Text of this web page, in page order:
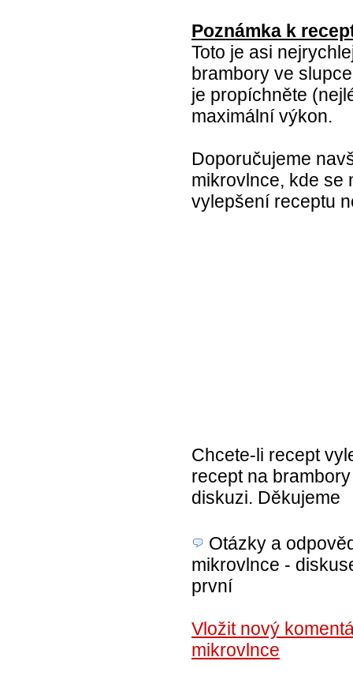
Poznámka k
Toto je asi
brambory ve
je propíchněte
maximální výkon.
Doporučujeme
mikrovlnce, kde se
vylepšení receptu
Chcete-li recept
recept na
diskuzi. Děkujeme
Otázky a
mikrovlnce -
první
Vložit nový
mikrovlnce